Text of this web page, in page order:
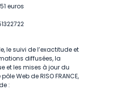
euros
le suivi de l’exactitude et
diffusées, la
et les mises à jour du
Web de RISO FRANCE,
: